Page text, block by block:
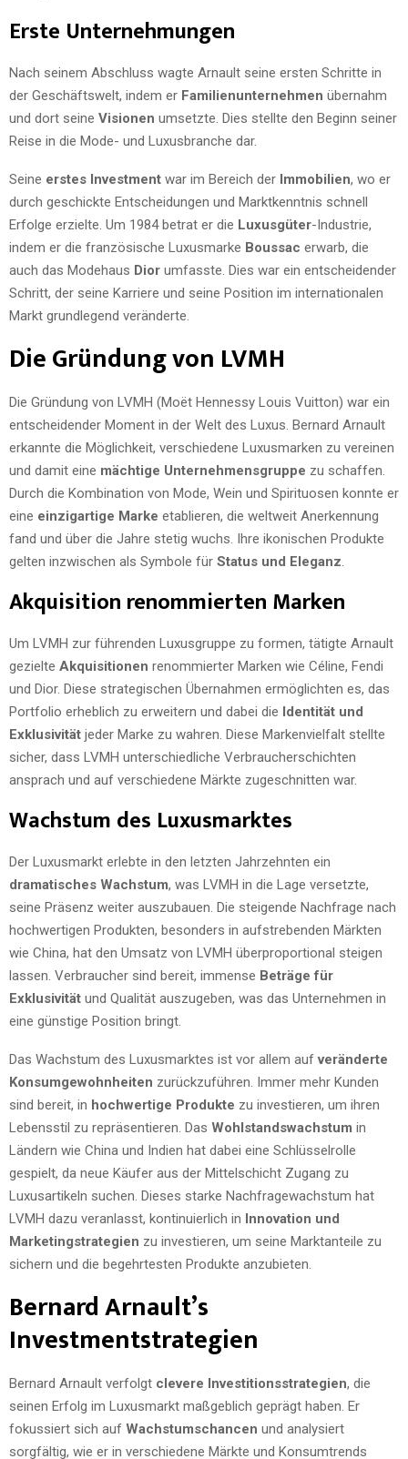
Erste Unternehmungen
Nach seinem Abschluss wagte Arnault seine ersten Schritte in
der Geschäftswelt, indem er Familienunternehmen übernahm
und dort seine Visionen umsetzte. Dies stellte den Beginn seiner
Reise in die Mode- und Luxusbranche dar.
Seine erstes Investment war im Bereich der Immobilien, wo er
durch geschickte Entscheidungen und Marktkenntnis schnell
Erfolge erzielte. Um 1984 betrat er die Luxusgüter-Industrie,
indem er die französische Luxusmarke Boussac erwarb, die
auch das Modehaus Dior umfasste. Dies war ein entscheidender
Schritt, der seine Karriere und seine Position im internationalen
Markt grundlegend veränderte.
Die Gründung von LVMH
Die Gründung von LVMH (Moët Hennessy Louis Vuitton) war ein
entscheidender Moment in der Welt des Luxus. Bernard Arnault
erkannte die Möglichkeit, verschiedene Luxusmarken zu vereinen
und damit eine mächtige Unternehmensgruppe zu schaffen.
Durch die Kombination von Mode, Wein und Spirituosen konnte er
eine einzigartige Marke etablieren, die weltweit Anerkennung
fand und über die Jahre stetig wuchs. Ihre ikonischen Produkte
gelten inzwischen als Symbole für Status und Eleganz
Akquisition renommierten Marken
Um LVMH zur führenden Luxusgruppe zu formen, tätigte Arnault
gezielte Akquisitionen renommierter Marken wie Céline, Fendi
und Dior. Diese strategischen Übernahmen ermöglichten es, das
Portfolio erheblich zu erweitern und dabei die Identität und
Exklusivität jeder Marke zu wahren. Diese Markenvielfalt stellte
sicher, dass LVMH unterschiedliche Verbraucherschichten
ansprach und auf verschiedene Märkte zugeschnitten war.
Wachstum des Luxusmarktes
Der Luxusmarkt erlebte in den letzten Jahrzehnten ein
dramatisches Wachstum, was LVMH in die Lage versetzte,
seine Präsenz weiter auszubauen. Die steigende Nachfrage nach
hochwertigen Produkten, besonders in aufstrebenden Märkten
wie China, hat den Umsatz von LVMH überproportional steigen
lassen. Verbraucher sind bereit, immense Beträge für
Exklusivität und Qualität auszugeben, was das Unternehmen in
eine günstige Position bringt.
Das Wachstum des Luxusmarktes ist vor allem aufveränderte
Konsumgewohnheiten zurückzuführen. Immer mehr Kunden
sind bereit, in hochwertige Produkte zu investieren, um ihren
Lebensstil zu repräsentieren. Das Wohlstandswachstum in
Ländern wie China und Indien hat dabei eine Schlüsselrolle
gespielt, da neue Käufer aus der Mittelschicht Zugang zu
Luxusartikeln suchen. Dieses starke Nachfragewachstum hat
LVMH dazu veranlasst, kontinuierlich in Innovation und
Marketingstrategien zu investieren, um seine Marktanteile zu
sichern und die begehrtesten Produkte anzubieten.
Bernard Arnault’s
Investmentstrategien
Bernard Arnault verfolgt clevere Investitionsstrategien, die
seinen Erfolg im Luxusmarkt maßgeblich geprägt haben. Er
fokussiert sich auf Wachstumschancen und analysiert
sorgfältig, wie er in verschiedene Märkte und Konsumtrends